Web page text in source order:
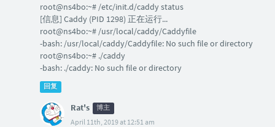
root@ns4bo:~# /etc/init.d/caddy status
[信息] Caddy (PID 1298) 正在运行...
root@ns4bo:~# /usr/local/caddy/Caddyfile
-bash: /usr/local/caddy/Caddyfile: No such file or directory
root@ns4bo:~# ./caddy
-bash: ./caddy: No such file or directory
回复
Rat's 博主
April 11th, 2019 at 12:51 am